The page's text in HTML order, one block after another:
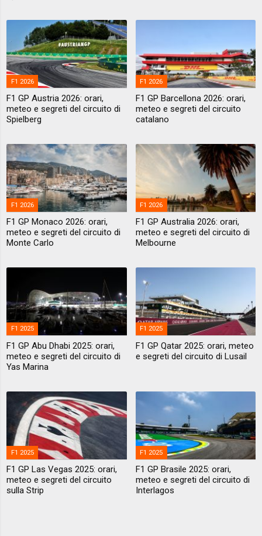
F1 2026
F1 GP Austria 2026: orari,
meteo e segreti del circuito di
Spielberg
F1 2026
F1 GP Barcellona 2026: orari,
meteo e segreti del circuito
catalano
F1 2026
F1 GP Monaco 2026: orari,
meteo e segreti del circuito di
Monte Carlo
F1 2026
F1 GP Australia 2026: orari,
meteo e segreti del circuito di
Melbourne
F1 2025
F1 GP Abu Dhabi 2025: orari,
meteo e segreti del circuito di
Yas Marina
F1 2025
F1 GP Qatar 2025: orari, meteo
e segreti del circuito di Lusail
F1 2025
F1 GP Las Vegas 2025: orari,
meteo e segreti del circuito
sulla Strip
F1 2025
F1 GP Brasile 2025: orari,
meteo e segreti del circuito di
Interlagos